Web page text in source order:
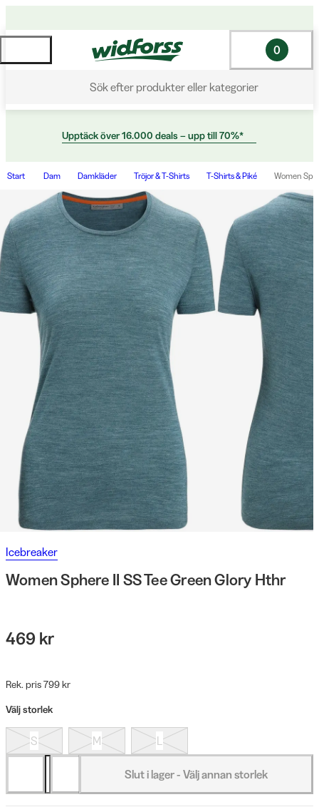
Sök efter produkter eller kategorier
0
Upptäck över 16.000 deals – upp till 70%*
Start Dam Damkläder Tröjor & T-Shirts T-Shirts & Piké Women
Icebreaker
Women Sphere II SS Tee Green Glory Hthr
469 kr
Rek. pris 799 kr
Välj storlek
S M L
Slut i lager - Välj annan storlek